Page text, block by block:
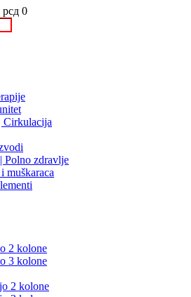
рсд 0
Cirkulacija
Polno zdravlje
muškaraca
2 kolone
3 kolone
2 kolone